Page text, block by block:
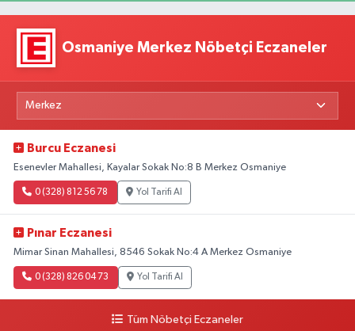
Osmaniye Merkez Nöbetçi Eczaneler
Burcu Eczanesi
Esenevler Mahallesi, Kayalar Sokak No:8 B Merkez Osmaniye
0 (328) 812 56 78 Yol Tarifi Al
Pınar Eczanesi
Mimar Sinan Mahallesi, 8546 Sokak No:4 A Merkez Osmaniye
0 (328) 826 04 73 Yol Tarifi Al
Tüm Nöbetçi Eczaneler